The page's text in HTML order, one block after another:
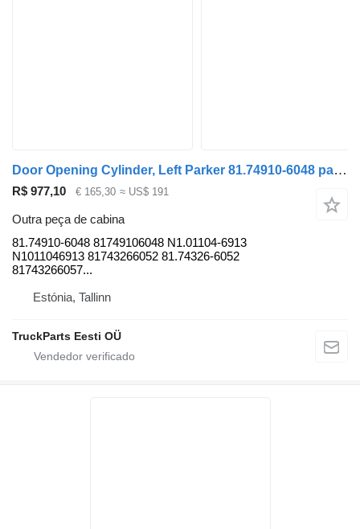
Door Opening Cylinder, Left Parker 81.74910-6048 para autocarro MAN LIONS CITY (01.04-)
R$ 977,10 € 165,30 ≈ US$ 191
Outra peça de cabina
81.74910-6048 81749106048 N1.01104-6913
N1011046913 81743266052 81.74326-6052
81743266057...
Estónia, Tallinn
TruckParts Eesti OÜ